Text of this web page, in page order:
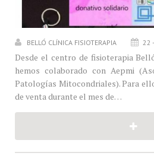
BELLÓ CLÍNICA FISIOTERAPIA 22
Desde el centro de fisioterapia
hemos colaborado con Aepmi
Patologías Mitocondriales). Para
de venta durante el mes de…